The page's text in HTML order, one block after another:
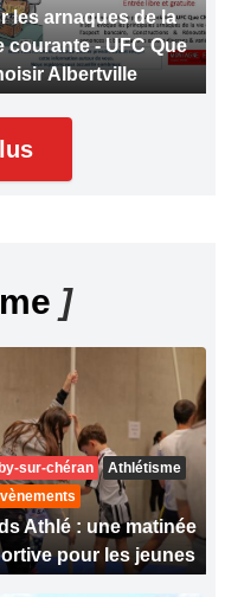
les arnaques de la
courante - UFC Que
Albertville
]
sur-chéran
Athlétisme
Athlé : une matinée
pour les jeunes